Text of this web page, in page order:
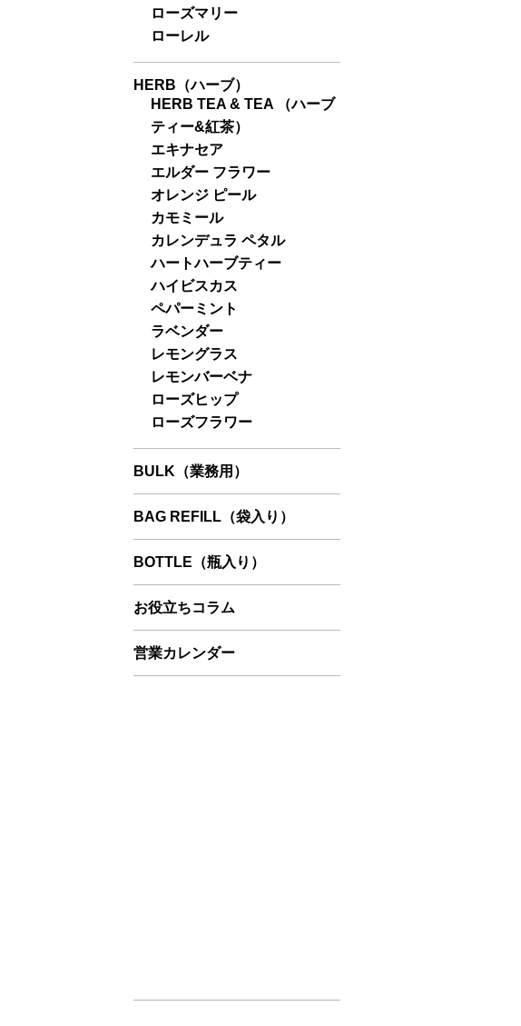
ローズマリー
ローレル
HERB（ハーブ）
HERB TEA & TEA （ハーブ
ティー&紅茶）
エキナセア
エルダー フラワー
オレンジ ピール
カモミール
カレンデュラ ペタル
ハートハーブティー
ハイビスカス
ペパーミント
ラベンダー
レモングラス
レモンバーベナ
ローズヒップ
ローズフラワー
BULK（業務用）
BAG REFILL（袋入り）
BOTTLE（瓶入り）
お役立ちコラム
営業カレンダー